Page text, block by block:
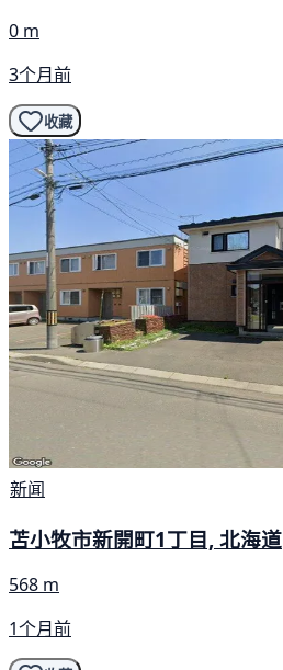
0 m
3个月前
收藏
新闻
苫小牧市新開町1丁目, 北海道
568 m
1个月前